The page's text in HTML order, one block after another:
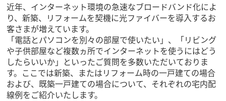
近年、インターネット環境の急速なブロードバンド化によ
り、新築、リフォームを契機に光ファイバーを導入するお
客さまが増えています。
「電話とパソコンを別々の部屋で使いたい」、「リビング
や子供部屋など複数ヵ所でインターネットを使うにはどう
したらいいか」といったご質問を多数いただいておりま
す。ここでは新築、またはリフォーム時の一戸建ての場合
および、既築一戸建ての場合について、それぞれの宅内配
線例をご紹介いたします。